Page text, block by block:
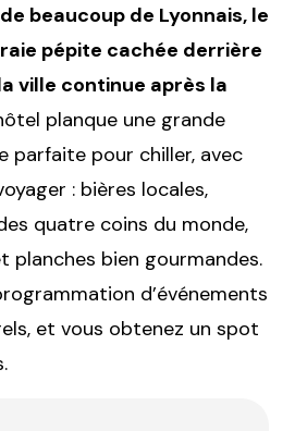
beaucoup de Lyonnais, le
pépite cachée derrière
ville continue après la
planque une grande
parfaite pour chiller, avec
: bières locales,
quatre coins du monde,
planches bien gourmandes.
d’événements
et vous obtenez un spot